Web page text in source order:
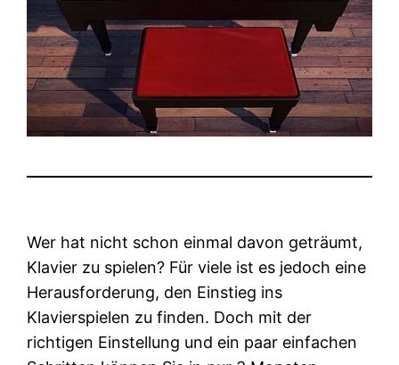
Wer hat nicht schon einmal davon geträumt,
Klavier zu spielen? Für viele ist es jedoch eine
Herausforderung, den Einstieg ins
Klavierspielen zu finden. Doch mit der
richtigen Einstellung und ein paar einfachen